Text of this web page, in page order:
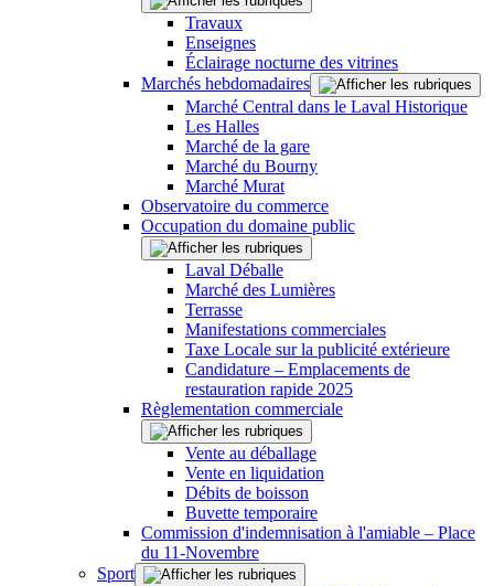
Travaux
Enseignes
Éclairage nocturne des vitrines
Marchés hebdomadaires
Marché Central dans le Laval Historique
Les Halles
Marché de la gare
Marché du Bourny
Marché Murat
Observatoire du commerce
Occupation du domaine public
Laval Déballe
Marché des Lumières
Terrasse
Manifestations commerciales
Taxe Locale sur la publicité extérieure
Candidature – Emplacements de
restauration rapide 2025
Règlementation commerciale
Vente au déballage
Vente en liquidation
Débits de boisson
Buvette temporaire
Commission d'indemnisation à l'amiable – Place
du 11-Novembre
Sport